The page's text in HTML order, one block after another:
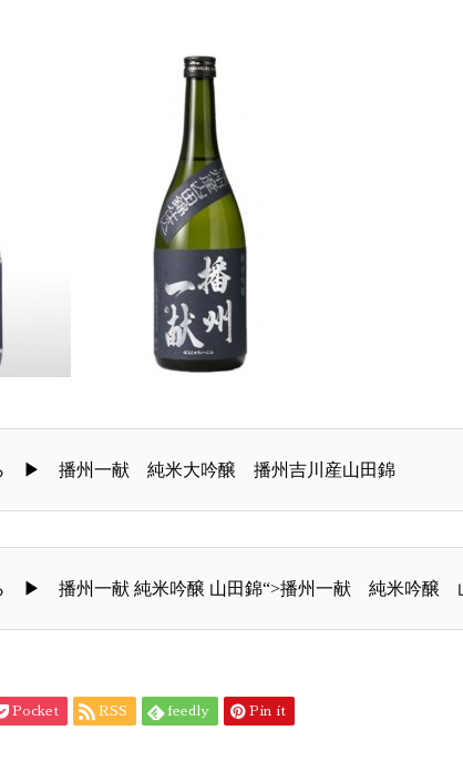
ら ▶ 播州一献 純米大吟醸 播州吉川産山田錦
ら ▶ 播州一献 純米吟醸 山田錦“>播州一献 純米吟醸
Pocket RSS feedly Pin it